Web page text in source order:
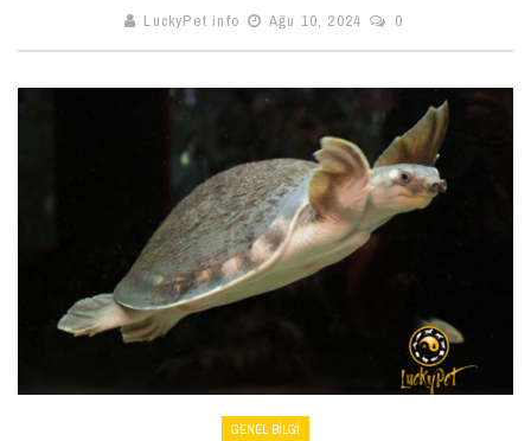
LuckyPet info Ağu 10, 2024 0
GENEL BILGI